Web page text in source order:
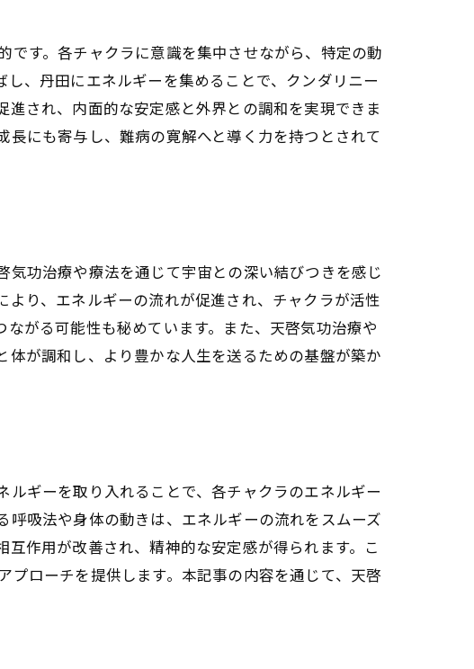
チ
法)の発展
療や療法の可能性
法)の活性化
療法の効果
服
す。各チャクラに意識を集中させながら、特定の動
、丹田にエネルギーを集めることで、クンダリニー
され、内面的な安定感と外界との調和を実現できま
にも寄与し、難病の寛解へと導く力を持つとされて
功治療や療法を通じて宇宙との深い結びつきを感じ
り、エネルギーの流れが促進され、チャクラが活性
がる可能性も秘めています。また、天啓気功治療や
が調和し、より豊かな人生を送るための基盤が築か
ギーを取り入れることで、各チャクラのエネルギー
吸法や身体の動きは、エネルギーの流れをスムーズ
作用が改善され、精神的な安定感が得られます。こ
ローチを提供します。本記事の内容を通じて、天啓